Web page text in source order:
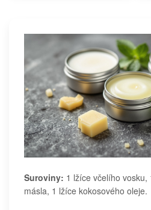
Suroviny: 1 lžíce včelího
másla, 1 lžíce kokosového oleje.